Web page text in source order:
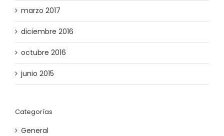
marzo 2017
diciembre 2016
octubre 2016
junio 2015
Categorías
General